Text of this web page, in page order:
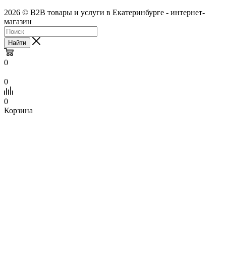
2026 © B2B товары и услуги в Екатеринбурге - интернет-
магазин
Найти
0
0
0
Корзина